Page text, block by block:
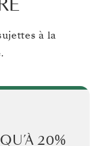
à la
20%